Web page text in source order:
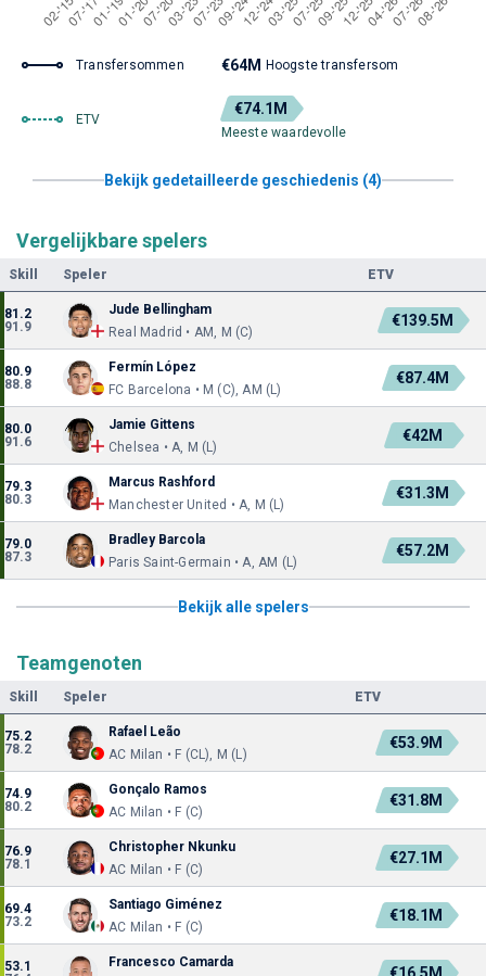
Transfersommen €64M Hoogste transfersom
ETV
€74.1M
Meeste waardevolle
Bekijk gedetailleerde geschiedenis (4)
Vergelijkbare spelers
Skill Speler ETV
81.2
91.9
Jude Bellingham
Real Madrid • AM, M (C)
€139.5M
80.9
88.8
Fermín López
FC Barcelona • M (C), AM (L)
€87.4M
80.0
91.6
Jamie Gittens
Chelsea • A, M (L)
€42M
79.3
80.3
Marcus Rashford
Manchester United • A, M (L)
€31.3M
79.0
87.3
Bradley Barcola
Paris Saint-Germain • A, AM (L)
€57.2M
Bekijk alle spelers
Teamgenoten
Skill Speler ETV
75.2
78.2
Rafael Leão
AC Milan • F (CL), M (L)
€53.9M
74.9
80.2
Gonçalo Ramos
AC Milan • F (C)
€31.8M
76.9
78.1
Christopher Nkunku
AC Milan • F (C)
€27.1M
69.4
73.2
Santiago Giménez
AC Milan • F (C)
€18.1M
53.1
Francesco Camarda
€16.5M